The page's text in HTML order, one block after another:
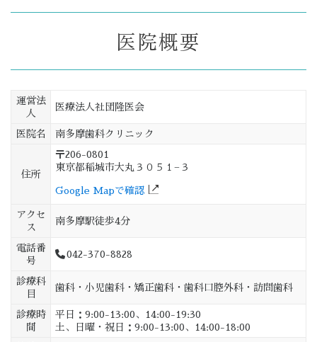
医院概要
運営法
人
医療法人社団隆医会
医院名 南多摩歯科クリニック
住所
〒206-0801
東京都稲城市大丸３０５１−３
Google Mapで確認
アクセ
ス
南多摩駅徒歩4分
電話番
号
042-370-8828
診療科
目
歯科・小児歯科・矯正歯科・歯科口腔外科・訪問歯科
診療時
間
平日：9:00-13:00、14:00-19:30
土、日曜・祝日：9:00-13:00、14:00-18:00